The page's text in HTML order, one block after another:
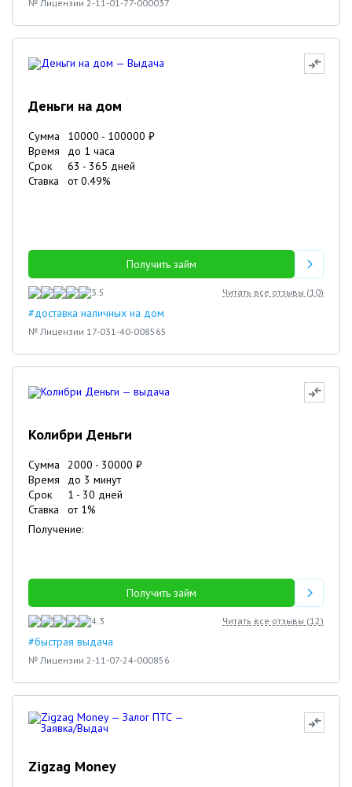
№ Лицензии 2-11-01-77-000037
Деньги на дом
Сумма 10000 - 100000 ₽
Время
до 1 часа
Срок
63 - 365 дней
Ставка
от0.49%
Получить займ
3.5 Читать все отзывы (10)
#доставка наличных на дом
№ Лицензии 17-031-40-008565
Колибри Деньги
Сумма 2000 - 30000 ₽
Время
до 3 минут
Срок
1 - 30 дней
Ставка
от 1%
Получение:
Получить займ
4.3 Читать все отзывы (12)
#быстрая выдача
№ Лицензии 2-11-07-24-000856
Zigzag Money